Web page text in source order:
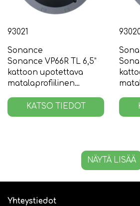
93021
Sonance
Sonance VP66R TL 6,5”
kattoon upotettava
matalaprofiilinen
KATSO TIEDOT
NÄYTÄ LISÄÄ
Yhteystiedot